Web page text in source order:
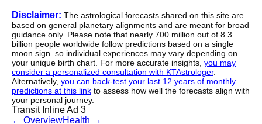
Disclaimer: The astrological forecasts shared on this site are
based on general planetary alignments and are meant for broad
guidance only. Please note that nearly 700 million out of 8.3
billion people worldwide follow predictions based on a single
moon sign. so individual experiences may vary depending on
your unique birth chart. For more accurate insights, you may
consider a personalized consultation with KTAstrologer.
Alternatively, you can back-test your last 12 years of monthly
predictions at this link to assess how well the forecasts align with
your personal journey.
Transit Inline Ad 3
← OverviewHealth →